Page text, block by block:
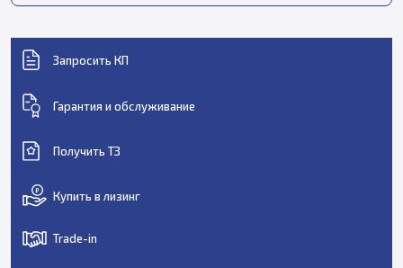
Запросить КП
Гарантия и обслуживание
Получить ТЗ
Купить в лизинг
Trade-in